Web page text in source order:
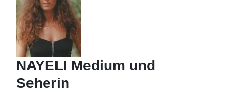
NAYELI Medium und
Seherin